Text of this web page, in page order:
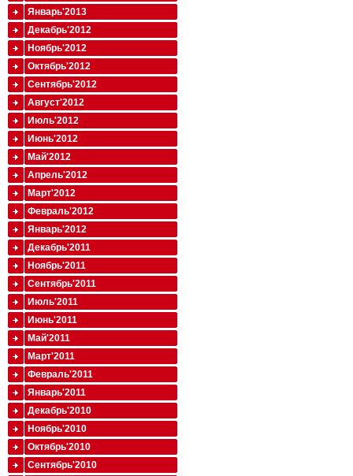
Январь'2013
Декабрь'2012
Ноябрь'2012
Октябрь'2012
Сентябрь'2012
Август'2012
Июль'2012
Июнь'2012
Май'2012
Апрель'2012
Март'2012
Февраль'2012
Январь'2012
Декабрь'2011
Ноябрь'2011
Сентябрь'2011
Июль'2011
Июнь'2011
Май'2011
Март'2011
Февраль'2011
Январь'2011
Декабрь'2010
Ноябрь'2010
Октябрь'2010
Сентябрь'2010